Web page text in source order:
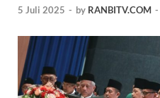
5 Juli 2025 - by RANBITV.COM -